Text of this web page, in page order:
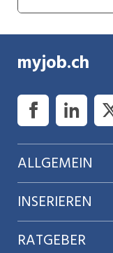
myjob.ch
ALLGEMEIN
Über uns
AGB
INSERIEREN
Preise & Leistungen
RATGEBER